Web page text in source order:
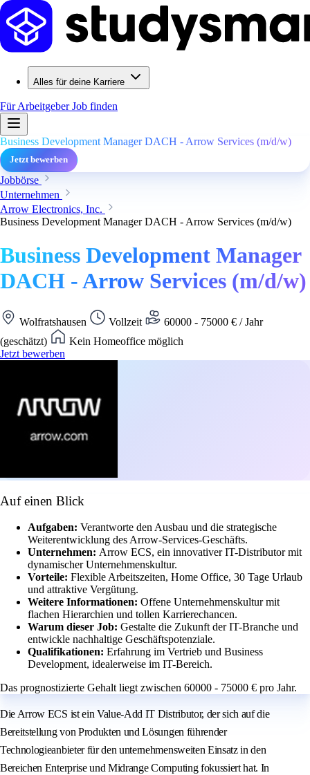
Alles für deine Karriere
Für ArbeitgeberJob finden
Business Development Manager DACH - Arrow Services (m/d/w)
Jetzt bewerben
Jobbörse
Unternehmen
Arrow Electronics, Inc.
Business Development Manager DACH - Arrow Services (m/d/w)
Business Development Manager
DACH - Arrow Services (m/d/w)
Wolfratshausen Vollzeit
60000 - 75000 € / Jahr
(geschätzt)
Kein Homeoffice möglich
Jetzt bewerben
Auf einen Blick
Aufgaben: Verantworte den Ausbau und die strategische
Weiterentwicklung des Arrow-Services-Geschäfts.
Unternehmen: Arrow ECS, ein innovativer IT-Distributor mit
dynamischer Unternehmenskultur.
Vorteile: Flexible Arbeitszeiten, Home Office, 30 Tage Urlaub
und attraktive Vergütung.
Weitere Informationen: Offene Unternehmenskultur mit
flachen Hierarchien und tollen Karrierechancen.
Warum dieser Job: Gestalte die Zukunft der IT-Branche und
entwickle nachhaltige Geschäftspotenziale.
Qualifikationen: Erfahrung im Vertrieb und Business
Development, idealerweise im IT-Bereich.
Das prognostizierte Gehalt liegt zwischen 60000 - 75000 € pro Jahr.
Die Arrow ECS ist ein Value-Add IT Distributor, der sich auf die
Bereitstellung von Produkten und Lösungen führender
Technologieanbieter für den unternehmensweiten Einsatz in den
Bereichen Enterprise und Midrange Computing fokussiert hat. In